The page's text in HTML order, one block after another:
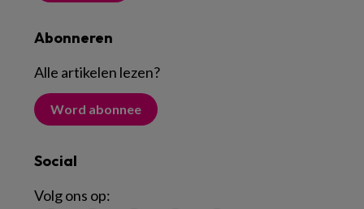
Abonneren
Alle artikelen lezen?
Word abonnee
Social
Volg ons op: